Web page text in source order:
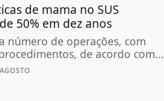
de mama no SUS
50% em dez anos
número de operações, com
de acordo com...